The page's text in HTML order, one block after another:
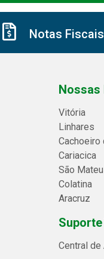
Notas Fiscais
Nossas
Vitória
Linhares
Cachoeiro
Cariacica
São
Colatina
Aracruz
Central